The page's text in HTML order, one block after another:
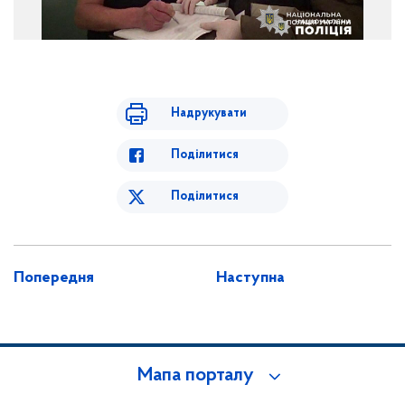
Надрукувати
Поділитися
Поділитися
Попередня Наступна
Мапа порталу